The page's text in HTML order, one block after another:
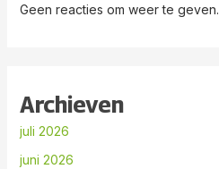
Geen reacties om weer te geven.
Archieven
juli 2026
juni 2026